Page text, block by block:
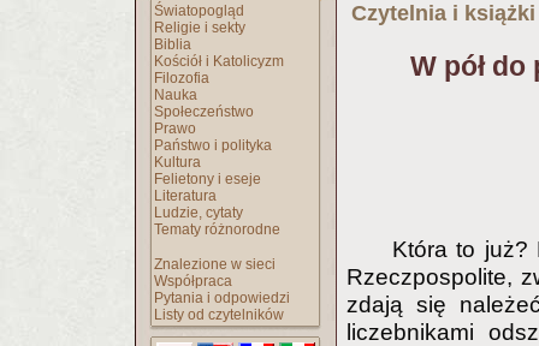
Światopogląd
Religie i sekty
Biblia
Kościół i Katolicyzm
Filozofia
Nauka
Społeczeństwo
Prawo
Państwo i polityka
Kultura
Felietony i eseje
Literatura
Ludzie, cytaty
Tematy różnorodne
Znalezione w sieci
Współpraca
Pytania i odpowiedzi
Listy od czytelników
Czytelnia i książki
W pół
Która to już?
Rzeczpospolite,
zdają się
liczebnikami